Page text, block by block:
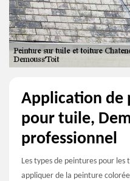
Application de
pour tuile,
professionnel
Les types de peintures pour
appliquer de la peinture